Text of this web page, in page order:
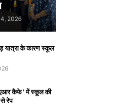
2026
यात्रा के कारण स्कूल
कैफे ' में स्कूल की
से रेप